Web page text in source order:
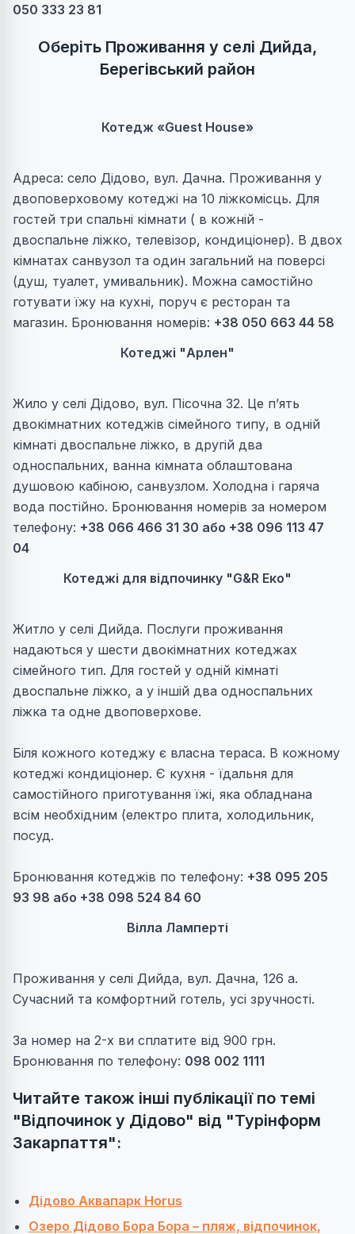
050 333 23 81
Оберіть Проживання у селі Дийда,
Берегівський район
Котедж «Guest House»
Адреса: село Дідово, вул. Дачна. Проживання у
двоповерховому котеджі на 10 ліжкомісць. Для
гостей три спальні кімнати ( в кожній -
двоспальне ліжко, телевізор, кондиціонер). В двох
кімнатах санвузол та один загальний на поверсі
(душ, туалет, умивальник). Можна самостійно
готувати їжу на кухні, поруч є ресторан та
магазин. Бронювання номерів: +38 050 663 44 58
Котеджі "Арлен"
Жило у селі Дідово, вул. Пісочна 32. Це п’ять
двокімнатних котеджів сімейного типу, в одній
кімнаті двоспальне ліжко, в другій два
односпальних, ванна кімната облаштована
душовою кабіною, санвузлом. Холодна і гаряча
вода постійно. Бронювання номерів за номером
телефону: +38 066 466 31 30 або +38 ‎096 113 47
04
Котеджі для відпочинку "G&R Еко"
Житло у селі Дийда. Послуги проживання
надаються у шести двокімнатних котеджах
сімейного тип. Для гостей у одній кімнаті
двоспальне ліжко, а у іншій два односпальних
ліжка та одне двоповерхове.
Біля кожного котеджу є власна тераса. В кожному
котеджі кондиціонер. Є кухня - їдальня для
самостійного приготування їжі, яка обладнана
всім необхідним (електро плита, холодильник,
посуд.
Бронювання котеджів по телефону: +38 095 205
93 98 або +38 098 524 84 60
Вілла Ламперті
Проживання у селі Дийда, вул. Дачна, 126 а.
Сучасний та комфортний готель, усі зручності.
За номер на 2-х ви сплатите від 900 грн.
Бронювання по телефону: 098 002 1111
Читайте також інші публікації по темі
"Відпочинок у Дідово" від "Турінформ
Закарпаття":
Дідово Аквапарк Horus
Озеро Дідово Бора Бора – пляж, відпочинок,